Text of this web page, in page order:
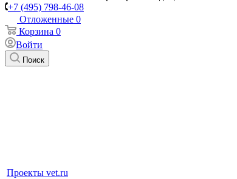
+7 (495) 798-46-08
Отложенные 0
Корзина 0
Войти
Поиск
Проекты vet.ru